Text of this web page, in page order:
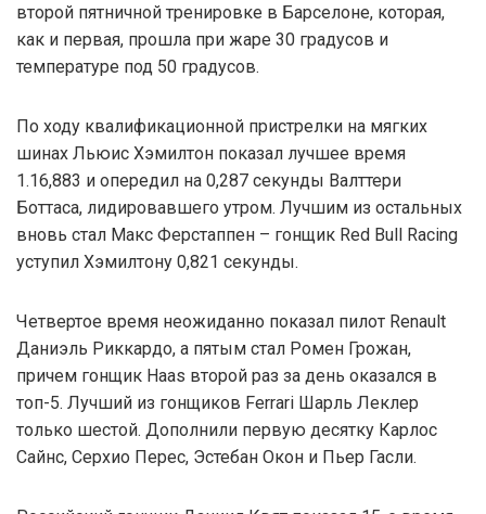
второй пятничной тренировке в Барселоне, которая,
как и первая, прошла при жаре 30 градусов и
температуре под 50 градусов.
По ходу квалификационной пристрелки на мягких
шинах Льюис Хэмилтон показал лучшее время
1.16,883 и опередил на 0,287 секунды Валттери
Боттаса, лидировавшего утром. Лучшим из остальных
вновь стал Макс Ферстаппен – гонщик Red Bull Racing
уступил Хэмилтону 0,821 секунды.
Четвертое время неожиданно показал пилот Renault
Даниэль Риккардо, а пятым стал Ромен Грожан,
причем гонщик Haas второй раз за день оказался в
топ-5. Лучший из гонщиков Ferrari Шарль Леклер
только шестой. Дополнили первую десятку Карлос
Сайнс, Серхио Перес, Эстебан Окон и Пьер Гасли.